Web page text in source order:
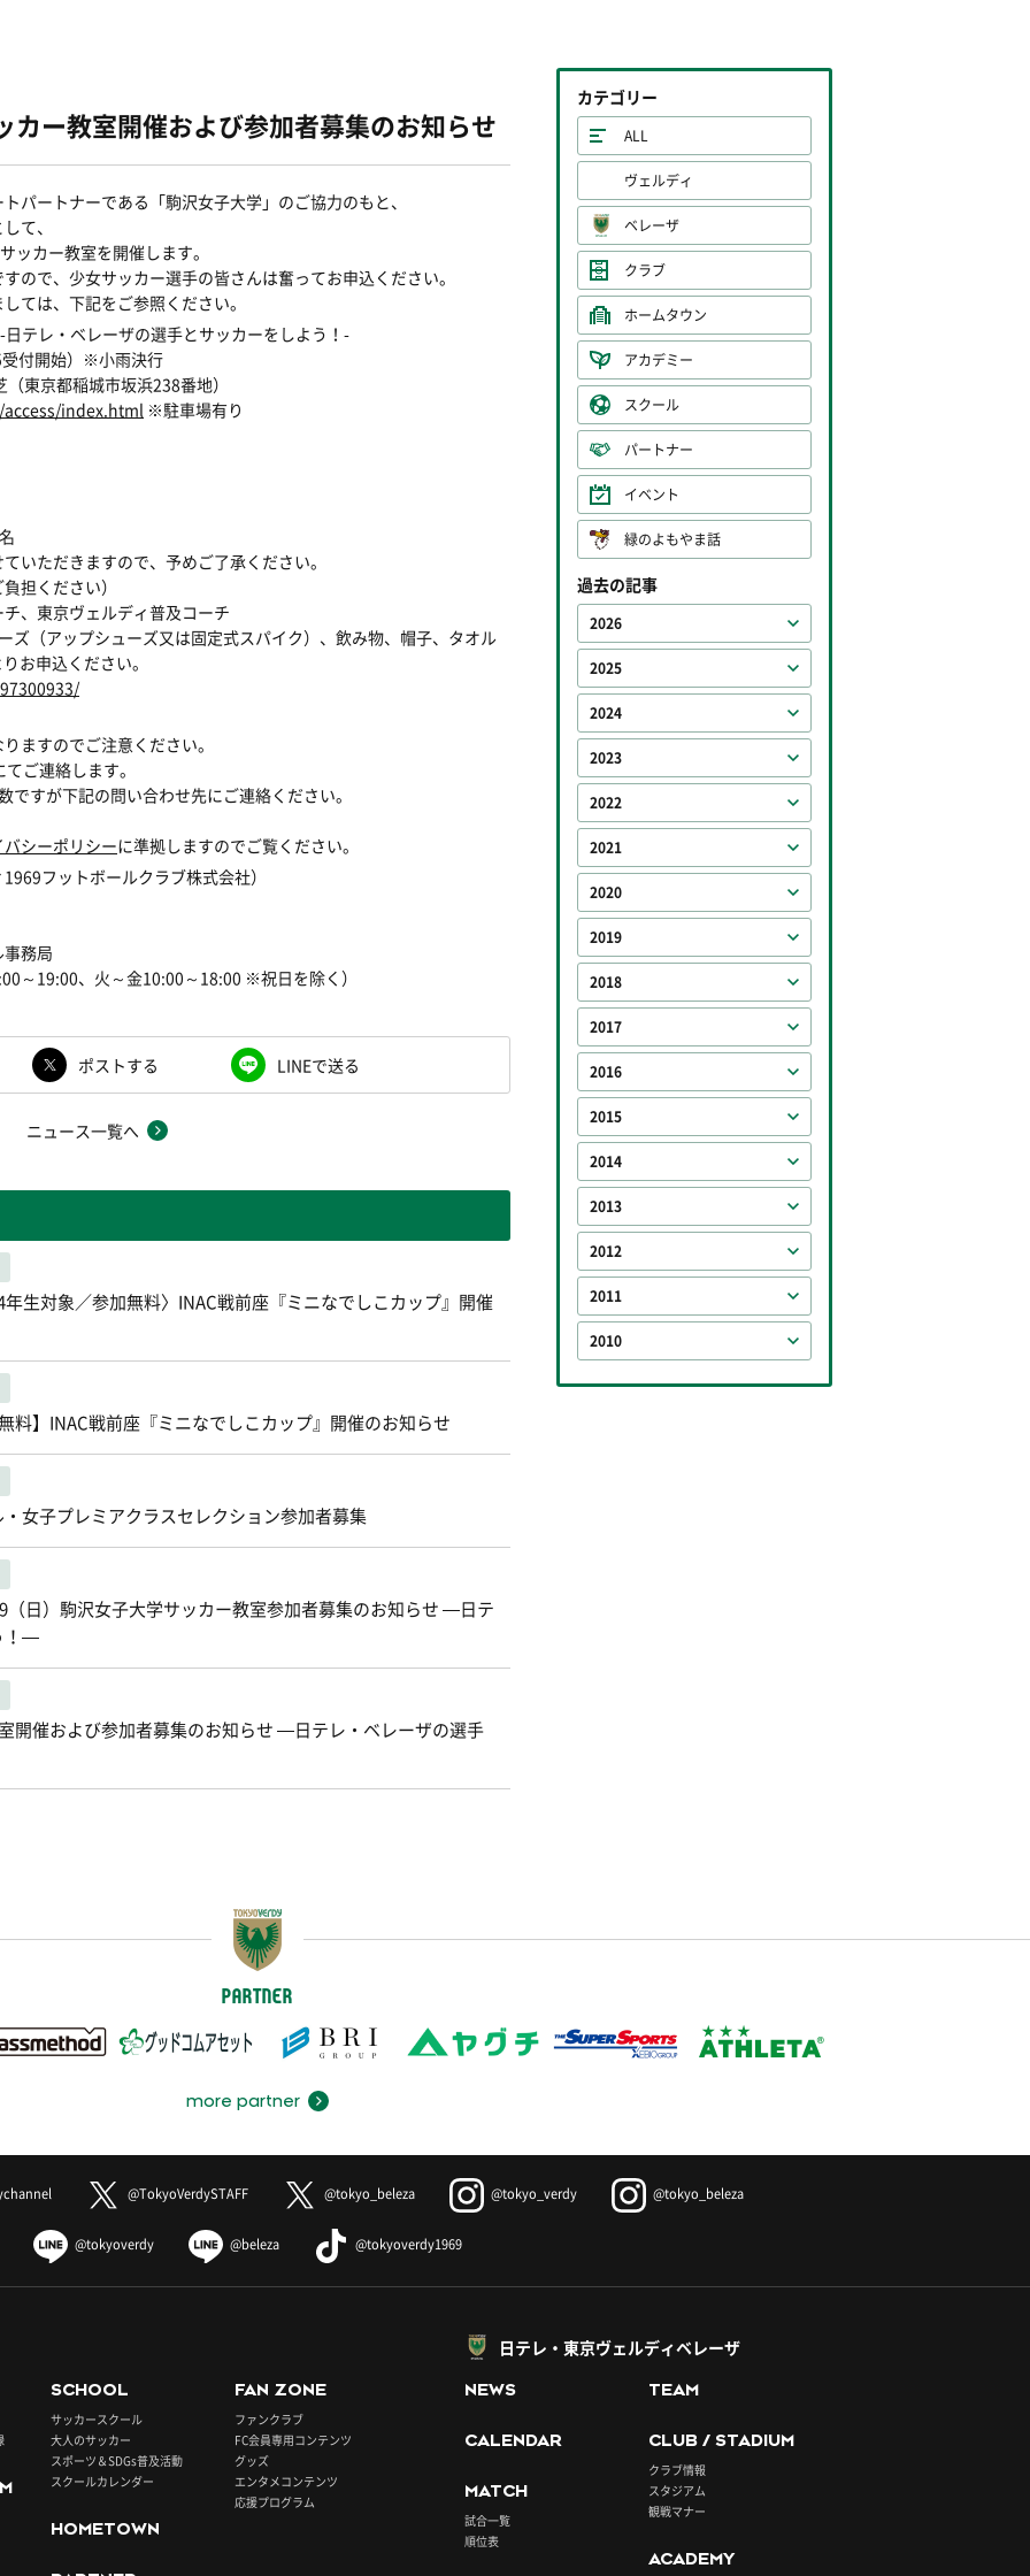
ー教室開催および参加者募集のお知らせ
パートナーである「駒沢女子大学」のご協力のもと、
て、
ッカー教室を開催します。
ので、少女サッカー選手の皆さんは奮ってお申込ください。
ては、下記をご参照ください。
-日テレ・ベレーザの選手とサッカーをしよう！-
付開始）※小雨決行
東京都稲城市坂浜238番地）
index.html ※駐車場有り
きますので、予めご了承ください。
担ください）
、東京ヴェルディ普及コーチ
（アップシューズ又は固定式スパイク）、飲み物、 帽子、タオル
お申込ください。
ますのでご注意ください。
ご連絡します。
すが下記の問い合わせ先にご連絡ください。
シーポリシーに準拠しますのでご覧ください。
フットボールクラブ株式会社）
務局
、火～金10:00～18:00 ※祝日を除く）
ポストする LINEで送る
ニュース一覧へ
生対象／参加無料〉INAC戦前座『ミニなでしこカップ』開催
料】INAC戦前座『ミニなでしこカップ』開催のお知らせ
女子プレミアクラスセレクション参加者募集
日）駒沢女子大学サッカー教室参加者募集のお知らせ ―日テ
！―
開催および参加者募集のお知らせ ―日テレ・ベレーザの選手
カテゴリー
ALL
ヴェルディ
ベレーザ
クラブ
ホームタウン
アカデミー
スクール
パートナー
イベント
緑のよもやま話
過去の記事
2026
2025
2024
2023
2022
2021
2020
2019
2018
2017
2016
2015
2014
2013
2012
2011
2010
PARTNER
more partner
@TokyoVerdySTAFF @tokyo_beleza @tokyo_verdy @tokyo_beleza
@tokyoverdy @beleza @tokyoverdy1969
SCHOOL
サッカースクール
大人のサッカー
スポーツ＆SDGs普及活動
スクールカレンダー
HOMETOWN
FAN ZONE
ファンクラブ
FC会員専用コンテンツ
グッズ
エンタメコンテンツ
応援プログラム
日テレ・東京ヴェルディベレーザ
NEWS
CALENDAR
MATCH
試合一覧
順位表
TEAM
CLUB / STADIUM
クラブ情報
スタジアム
観戦マナー
ACADEMY